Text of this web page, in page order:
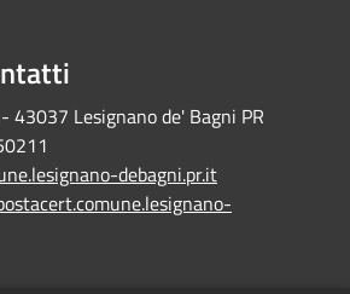
43037 Lesignano de' Bagni PR
debagni.pr.it